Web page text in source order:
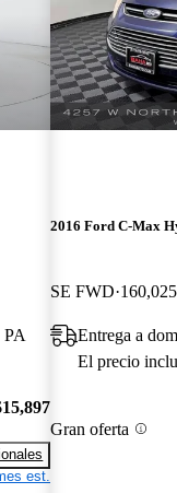
PA
est.
2016 Ford C-Max
SE FWD
Entrega a
El precio
Gran oferta